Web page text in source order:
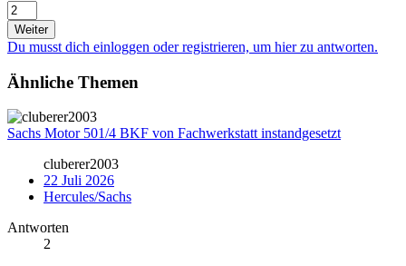
Weiter
Du musst dich einloggen oder registrieren, um hier zu antworten.
Ähnliche Themen
Sachs Motor 501/4 BKF von Fachwerkstatt instandgesetzt
cluberer2003
22 Juli 2026
Hercules/Sachs
Antworten
2